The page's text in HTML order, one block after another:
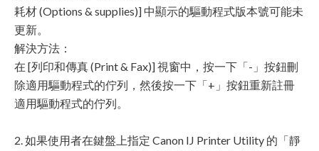
耗材 (Options & supplies)] 中顯示的驅動程式版本號可能未
更新。
解決方法：
在 [列印和傳真 (Print & Fax)] 視窗中，按一下「-」按鈕刪
除適用驅動程式的佇列，然後按一下「+」按鈕重新註冊
適用驅動程式的佇列。
2. 如果使用者在鍵盤上指定 Canon IJ Printer Utility 的「靜